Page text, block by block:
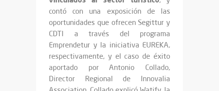
contó con una exposición de las
oportunidades que ofrecen Segittur y
CDTI a través del programa
Emprendetur y la iniciativa EUREKA,
respectivamente, y el caso de éxito
aportado por Antonio Collado,
Director Regional de Innovalia